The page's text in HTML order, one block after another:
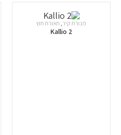
מנורת קיר תאורת חוץ
Kallio 2